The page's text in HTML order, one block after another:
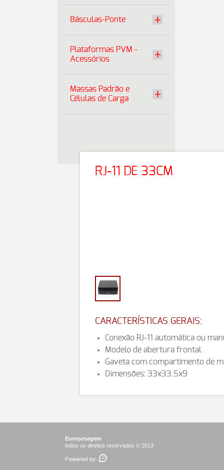
Básculas-Ponte
Plataformas PVM -
Acessórios
Massas Padrão e
Células de Carga
RJ-11 DE 33CM
CARACTERÍSTICAS GERAIS:
Conexão RJ-11 automática ou
Modelo de abertura frontal
Gaveta com compartimento de
Dimensões: 33x33.5x9
Europesagem
todos os direitos reservados © 2013